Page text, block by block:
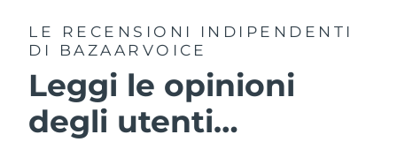
LE RECENSIONI INDIPENDENTI
DI BAZAARVOICE
Leggi le opinioni
degli utenti…